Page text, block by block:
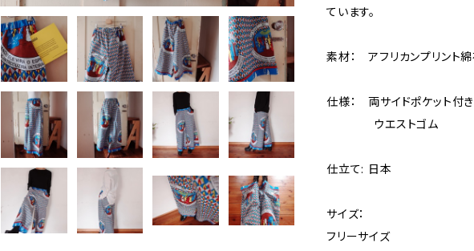
ています。
素材： アフリカンプリント
仕様： 両サイドポケット付き
ウエストゴム
仕立て: 日本
サイズ：
フリーサイズ